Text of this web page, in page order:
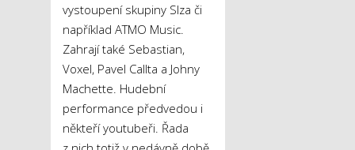
vystoupení skupiny Slza či
například ATMO Music.
Zahrají také Sebastian,
Voxel, Pavel Callta a Johny
Machette. Hudební
performance předvedou i
někteří youtubeři. Řada